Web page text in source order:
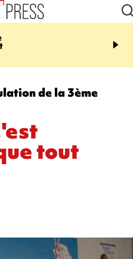
20:17
routière, concours de
de la 3ème
tout